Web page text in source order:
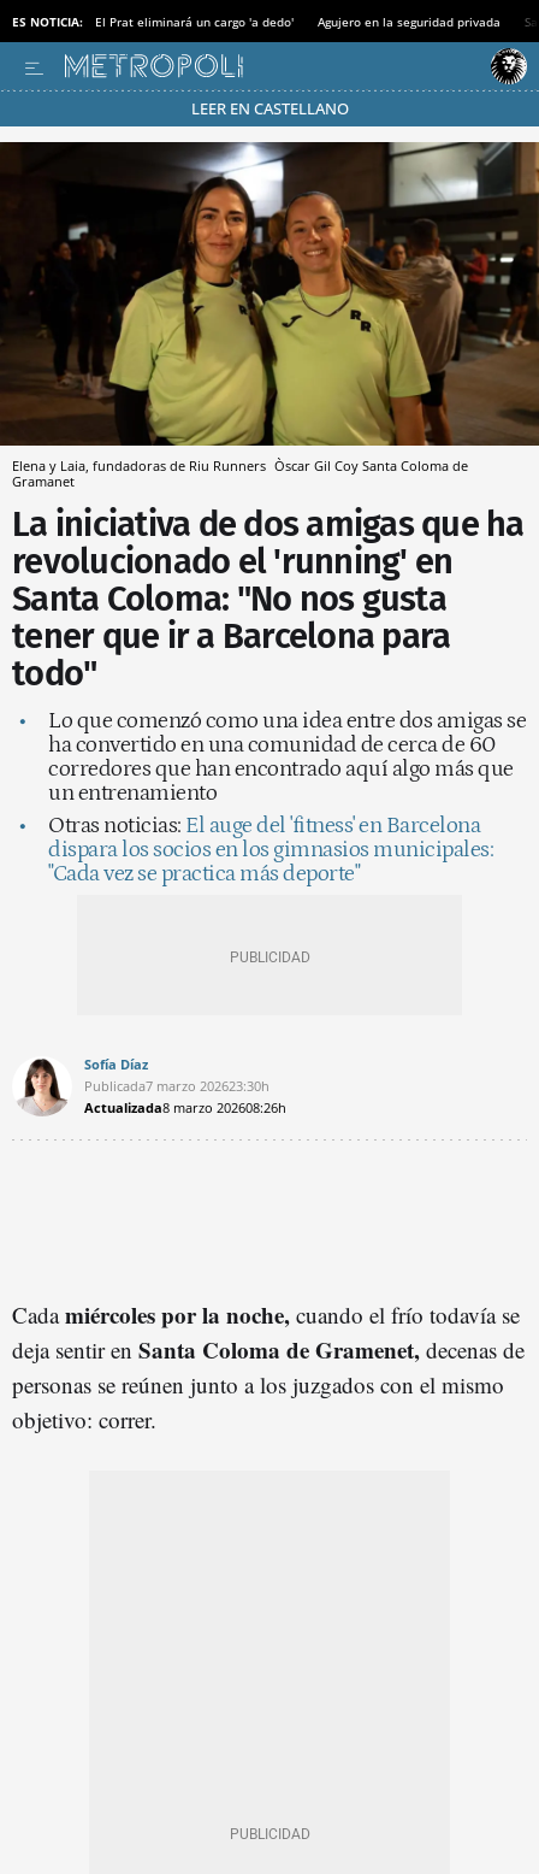
ES NOTICIA: El Prat eliminará un cargo 'a dedo' Agujero en la seguridad privada
LEER EN CASTELLANO
Pásate al MODO AHORRO
Elena y Laia, fundadoras de Riu Runners Òscar Gil Coy Santa Coloma de
Gramanet
La iniciativa de dos amigas que ha
revolucionado el 'running' en
Santa Coloma: "No nos gusta
tener que ir a Barcelona para
todo"
Lo que comenzó como una idea entre dos amigas se
ha convertido en una comunidad de cerca de 60
corredores que han encontrado aquí algo más que
un entrenamiento
Otras noticias: El auge del 'fitness' en Barcelona
dispara los socios en los gimnasios municipales:
"Cada vez se practica más deporte"
Sofía Díaz
Publicada7 marzo 202623:30h
Actualizada8 marzo 202608:26h
Cadamiércoles por la noche, cuando el frío todavía se
deja sentir en Santa Coloma de Gramenet, decenas de
personas se reúnen junto a los juzgados con el mismo
objetivo: correr.